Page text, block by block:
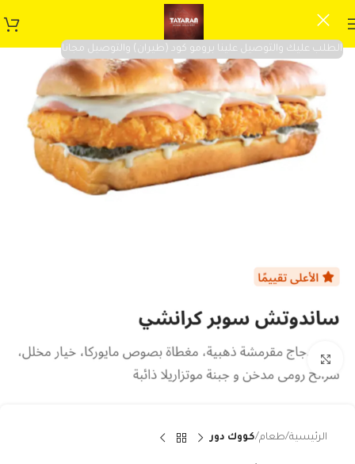
الطلب عليك والتوصيل علينا برومو كود (طيران) والتوصيل مجانا
Click to enlarge
الرئيسية طعام كووك دور